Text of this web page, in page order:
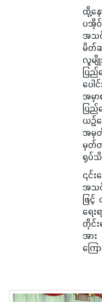
ထို့န
ပအို
အသ
မိတ်
လူမျို
ပြ
ပေါ
အမှာ
ပြ
ယဉ်က
အမှ
မှတ်
ရုပ်သိ
၎င်း
အသ
ဖြင့်
ရေး
တိုင်း
အာ
ကြေ